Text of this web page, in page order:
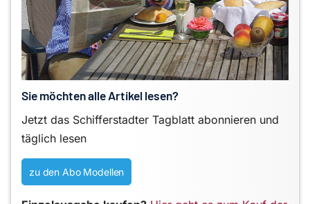
Sie möchten alle Artikel lesen?
Jetzt das Schifferstadter Tagblatt abonnieren und
täglich lesen
zu den Abo Modellen